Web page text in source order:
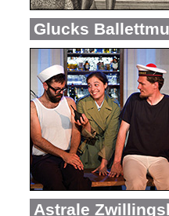
Glucks
Astrale